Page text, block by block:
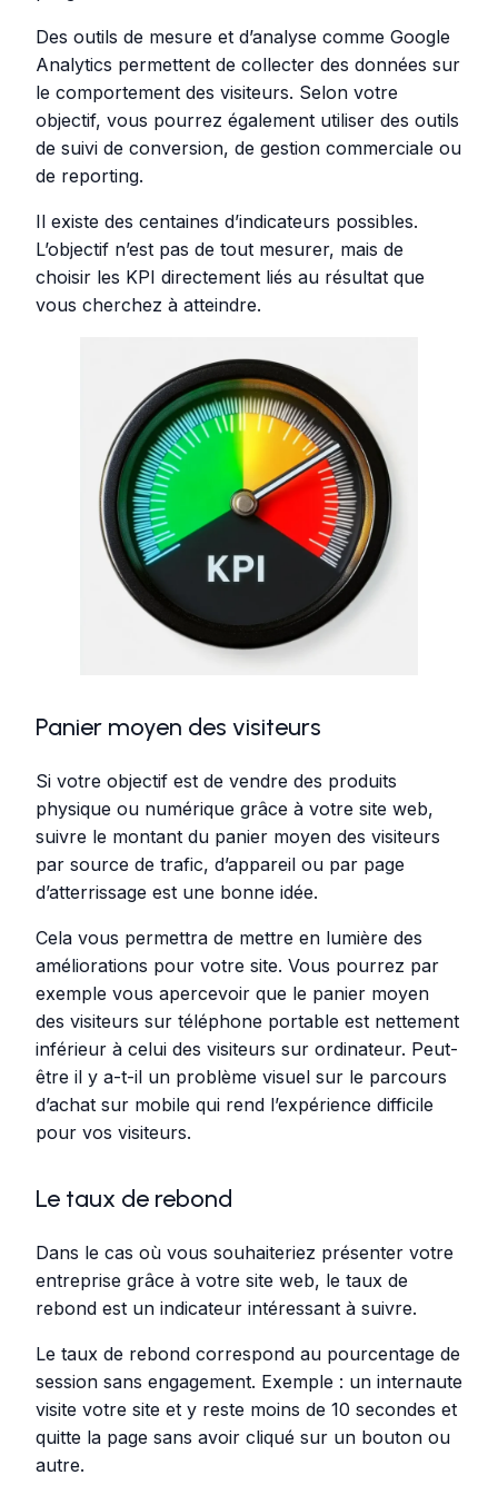
Des outils de mesure et d’analyse comme Google
Analytics permettent de collecter des données sur
le comportement des visiteurs. Selon votre
objectif, vous pourrez également utiliser des outils
de suivi de conversion, de gestion commerciale ou
de reporting.
Il existe des centaines d’indicateurs possibles.
L’objectif n’est pas de tout mesurer, mais de
choisir les KPI directement liés au résultat que
vous cherchez à atteindre.
Panier moyen des visiteurs
Si votre objectif est de vendre des produits
physique ou numérique grâce à votre site web,
suivre le montant du panier moyen des visiteurs
par source de trafic, d’appareil ou par page
d’atterrissage est une bonne idée.
Cela vous permettra de mettre en lumière des
améliorations pour votre site. Vous pourrez par
exemple vous apercevoir que le panier moyen
des visiteurs sur téléphone portable est nettement
inférieur à celui des visiteurs sur ordinateur. Peut-
être il y a-t-il un problème visuel sur le parcours
d’achat sur mobile qui rend l’expérience difficile
pour vos visiteurs.
Le taux de rebond
Dans le cas où vous souhaiteriez présenter votre
entreprise grâce à votre site web, le taux de
rebond est un indicateur intéressant à suivre.
Le taux de rebond correspond au pourcentage de
session sans engagement. Exemple : un internaute
visite votre site et y reste moins de 10 secondes et
quitte la page sans avoir cliqué sur un bouton ou
autre.